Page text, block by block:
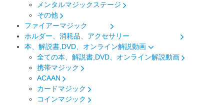
メンタルマジックステージ
その他
ファイアーマジック
ホルダー、消耗品、アクセサリー
本、解説書,DVD、オンライン解説動画
全ての本、解説書,DVD、オンライン解説動画
携帯マジック
ACAAN
カードマジック
コインマジック